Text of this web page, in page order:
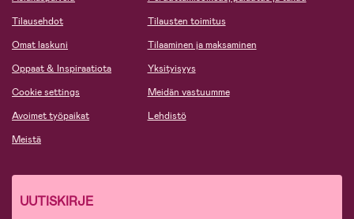
Tilausehdot
Omat laskuni
Oppaat & Inspiraatiota
Cookie settings
Avoimet työpaikat
Meistä
Tilausten toimitus
Tilaaminen ja maksaminen
Yksityisyys
Meidän vastuumme
Lehdistö
UUTISKIRJE